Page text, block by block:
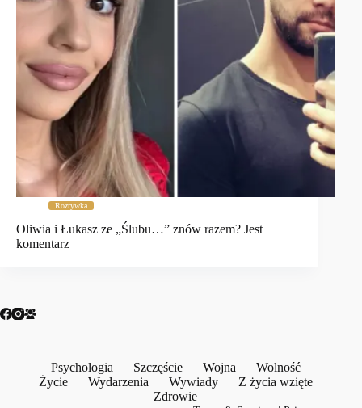
Rozrywka
Oliwia i Łukasz ze „Ślubu…” znów razem? Jest
komentarz
Psychologia Szczęście Wojna
Wolność
Życie
Wydarzenia Wywiady
Z życia wzięte
Zdrowie